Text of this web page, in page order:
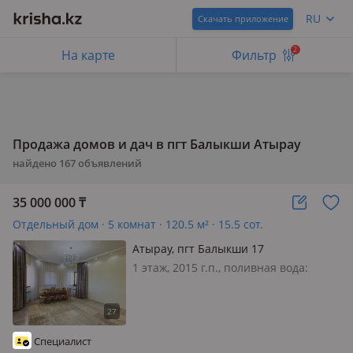
Скачать приложение RU
На карте Фильтр 2
Продажа домов и дач в пгт Балыкши Атырау
найдено 167 объявлений
35 000 000₸
Отдельный дом · 5 комнат · 120.5 м² · 15.5 сот.
Атырау, пгт Балыкши 17
1 этаж, 2015 г.п., поливная вода:
Специалист